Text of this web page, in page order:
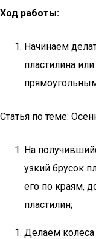
Ход работы:
Начинаем
пластилина
Статья по теме:
На
узкий брусок
его по краям,
пластилин;
Делаем колеса